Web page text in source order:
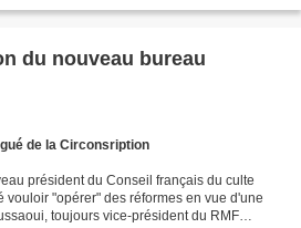
du nouveau bureau
de la Circonsription
président du Conseil français du culte
vouloir "opérer" des réformes en vue d'une
toujours vice-président du RMF